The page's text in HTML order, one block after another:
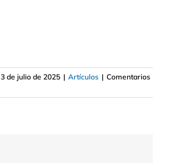
3 de julio de 2025 | Artículos | Comentarios